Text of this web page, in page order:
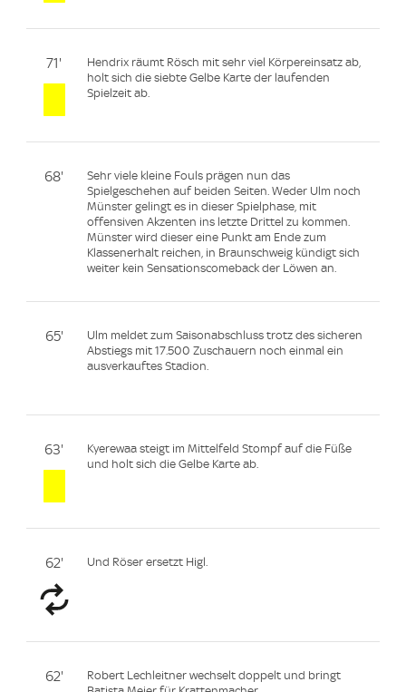
71'
Hendrix räumt Rösch mit sehr viel Körpereinsatz ab,
holt sich die siebte Gelbe Karte der laufenden
Spielzeit ab.
68'
Sehr viele kleine Fouls prägen nun das
Spielgeschehen auf beiden Seiten. Weder Ulm noch
Münster gelingt es in dieser Spielphase, mit
offensiven Akzenten ins letzte Drittel zu kommen.
Münster wird dieser eine Punkt am Ende zum
Klassenerhalt reichen, in Braunschweig kündigt sich
weiter kein Sensationscomeback der Löwen an.
65'
Ulm meldet zum Saisonabschluss trotz des sicheren
Abstiegs mit 17.500 Zuschauern noch einmal ein
ausverkauftes Stadion.
63'
Kyerewaa steigt im Mittelfeld Stompf auf die Füße
und holt sich die Gelbe Karte ab.
62' Und Röser ersetzt Higl.
62'
Robert Lechleitner wechselt doppelt und bringt